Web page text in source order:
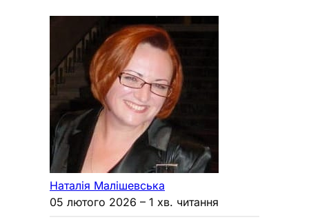
Наталія Малішевська
05 лютого 2026 – 1 хв. читання